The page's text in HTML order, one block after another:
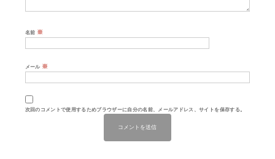
名前 ※
メール ※
次回のコメントで使用するためブラウザーに自分の名前、メールアドレス、サイトを保存する。